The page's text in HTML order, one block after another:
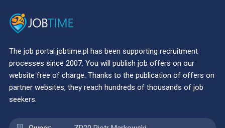
The job portal jobtime.pl has been supporting recruitment
processes since 2007. You will publish job offers on our
website free of charge. Thanks to the publication of offers on
partner websites, they reach hundreds of thousands of job
seekers.